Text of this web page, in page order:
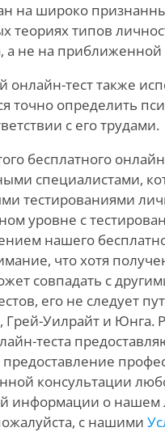
на широко
теориях типов
а не на
тест также
точно определить
с его трудами.
бесплатного
специалистами,
тестированиями
уровне с
нашего
что хотя
совпадать с
его не следует
, Грей-Уилрайт и Юнга.
теста
предоставление
консультации
информации о нашем
с нашими